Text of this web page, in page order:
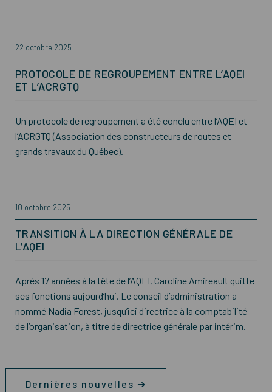
22 octobre 2025
PROTOCOLE DE REGROUPEMENT ENTRE L’AQEI
ET L’ACRGTQ
Un protocole de regroupement a été conclu entre l’AQEI et
l’ACRGTQ (Association des constructeurs de routes et
grands travaux du Québec).
10 octobre 2025
TRANSITION À LA DIRECTION GÉNÉRALE DE
L’AQEI
Après 17 années à la tête de l’AQEI, Caroline Amireault quitte
ses fonctions aujourd’hui. Le conseil d’administration a
nommé Nadia Forest, jusqu’ici directrice à la comptabilité
de l’organisation, à titre de directrice générale par intérim.
Dernières nouvelles